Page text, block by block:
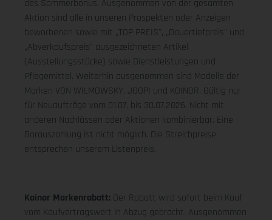
des Sommerbonus. Ausgenommen von der gesamten
Aktion sind alle in unseren Prospekten oder Anzeigen
beworbenen sowie mit „TOP PREIS", „Dauertiefpreis" und
„Abverkaufspreis" ausgezeichneten Artikel
(Ausstellungsstücke) sowie Dienstleistungen und
Pflegemittel. Weiterhin ausgenommen sind Modelle der
Marken VON WILMOWSKY, JOOP! und KOINOR. Gültig nur
für Neuaufträge vom 01.07. bis 30.07.2026. Nicht mit
anderen Nachlässen oder Aktionen kombinierbar. Eine
Barauszahlung ist nicht möglich. Die Streichpreise
entsprechen unserem Listenpreis.
Koinor Markenrabatt: Der Rabatt wird sofort beim Kauf
vom Kaufvertragswert in Abzug gebracht. Ausgenommen